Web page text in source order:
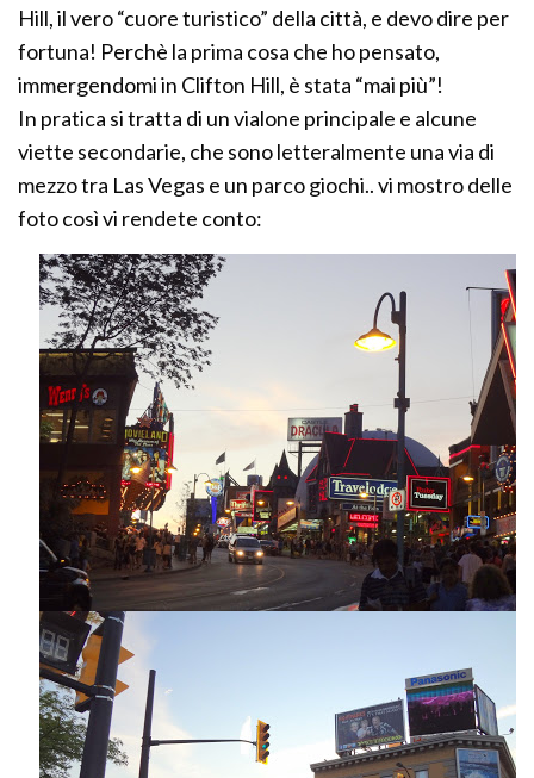
Hill, il vero “cuore turistico” della città, e devo dire per
fortuna! Perchè la prima cosa che ho pensato,
immergendomi in Clifton Hill, è stata “mai più”!
In pratica si tratta di un vialone principale e alcune
viette secondarie, che sono letteralmente una via di
mezzo tra Las Vegas e un parco giochi.. vi mostro delle
foto così vi rendete conto: